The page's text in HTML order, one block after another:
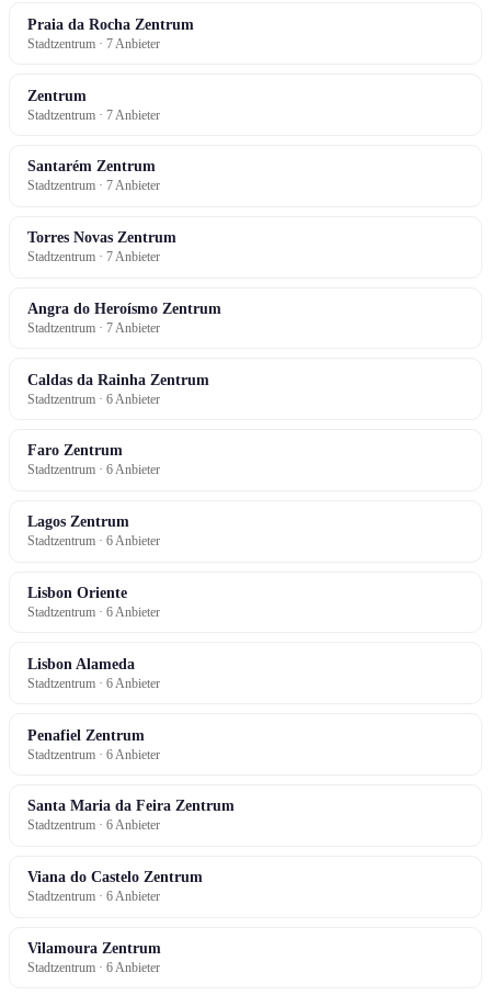
Praia da Rocha Zentrum
Stadtzentrum · 7 Anbieter
Zentrum
Stadtzentrum · 7 Anbieter
Santarém Zentrum
Stadtzentrum · 7 Anbieter
Torres Novas Zentrum
Stadtzentrum · 7 Anbieter
Angra do Heroísmo Zentrum
Stadtzentrum · 7 Anbieter
Caldas da Rainha Zentrum
Stadtzentrum · 6 Anbieter
Faro Zentrum
Stadtzentrum · 6 Anbieter
Lagos Zentrum
Stadtzentrum · 6 Anbieter
Lisbon Oriente
Stadtzentrum · 6 Anbieter
Lisbon Alameda
Stadtzentrum · 6 Anbieter
Penafiel Zentrum
Stadtzentrum · 6 Anbieter
Santa Maria da Feira Zentrum
Stadtzentrum · 6 Anbieter
Viana do Castelo Zentrum
Stadtzentrum · 6 Anbieter
Vilamoura Zentrum
Stadtzentrum · 6 Anbieter